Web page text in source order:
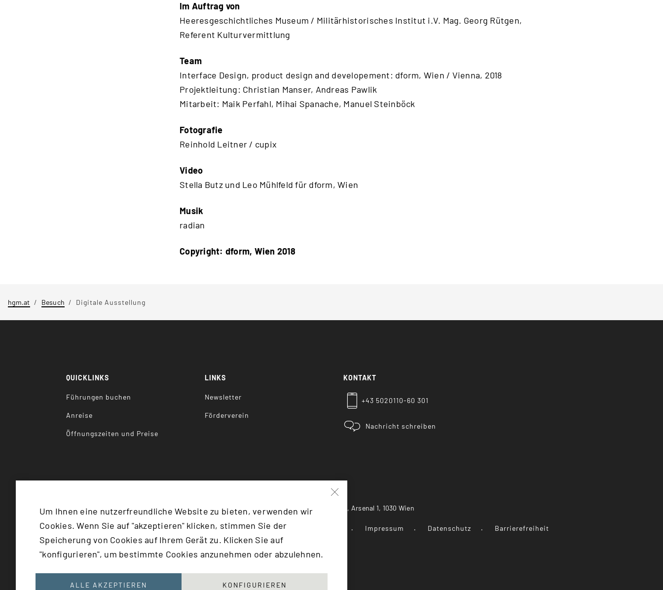
Im Auftrag von
Heeresgeschichtliches Museum / Militärhistorisches Institut i.V. Mag. Georg Rütgen,
Referent Kulturvermittlung
Team
Interface Design, product design and developement: dform, Wien / Vienna, 2018
Projektleitung: Christian Manser, Andreas Pawlik
Mitarbeit: Maik Perfahl, Mihai Spanache, Manuel Steinböck
Fotografie
Reinhold Leitner / cupix
Video
Stella Butz und Leo Mühlfeld für dform, Wien
Musik
radian
Copyright: dform, Wien 2018
hgm.at Besuch Digitale Ausstellung
QUICKLINKS
Führungen buchen
Anreise
Öffnungszeiten und Preise
LINKS
Newsletter
Förderverein
KONTAKT
+43 5020110-60 301
Nachricht schreiben
Heeresgeschichtliches Museum, Arsenal 1, 1030 Wien
©2026Bundesministerium für Landesverteidigung Impressum Datenschutz Barrierefreiheit
{EXTENSIONNAME: 'SITEPACKAGE', F:TRANSLATE(KEY: 'SCROLLTOTOP')}
Um Ihnen eine nutzerfreundliche Website zu bieten, verwenden wir
Cookies. Wenn Sie auf "akzeptieren" klicken, stimmen Sie der
Speicherung von Cookies auf Ihrem Gerät zu. Klicken Sie auf
"konfigurieren", um bestimmte Cookies anzunehmen oder abzulehnen.
ALLE AKZEPTIEREN KONFIGURIEREN